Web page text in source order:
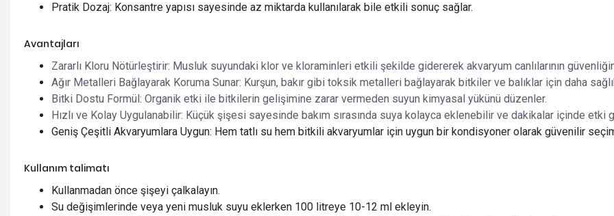
Pratik Dozaj: Konsantre yapısı sayesinde az miktarda kullanılarak bile etkili sonuç sağlar.
Avantajları
Zararlı Kloru Nötürleştirir: Musluk suyundaki klor ve kloraminleri etkili şekilde gidererek akvaryum canlılarının
Ağır Metalleri Bağlayarak Koruma Sunar: Kurşun, bakır gibi toksik metalleri bağlayarak bitkiler ve balıklar için daha
Bitki Dostu Formül: Organik etki ile bitkilerin gelişimine zarar vermeden suyun kimyasal yükünü düzenler.
Hızlı ve Kolay Uygulanabilir: Küçük şişesi sayesinde bakım sırasında suya kolayca eklenebilir ve dakikalar içinde etki
Geniş Çeşitli Akvaryumlara Uygun: Hem tatlı su hem bitkili akvaryumlar için uygun bir kondisyoner olarak güvenilir
Kullanım talimatı
Kullanmadan önce şişeyi çalkalayın.
Su değişimlerinde veya yeni musluk suyu eklerken 100 litreye 10-12 ml ekleyin.